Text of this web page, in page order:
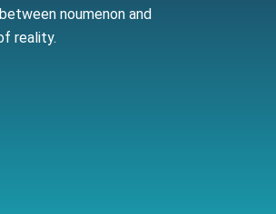
noumenon and
reality.